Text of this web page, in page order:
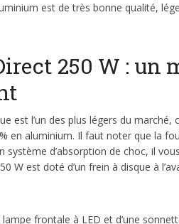
est de très bonne qualité,
250 W : un
est l’un des plus légers du
en aluminium. Il faut noter que la
système d’absorption de choc, il
W est doté d’un frein à disque à
lampe frontale à LED et d’une